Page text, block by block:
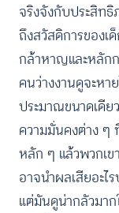
จริงจังกับประสิทธิ
ถึงสวัสดิการของ
กล้าหาญและหลัก
คนว่างงานดูจะหา
ประมาณขนาดเดี
ความมั่นคงต่าง ๆ
หลัก ๆ แล้วพวกเข
อาจนำผลเสียอะไ
แต่มันดูน่ากลัวมา